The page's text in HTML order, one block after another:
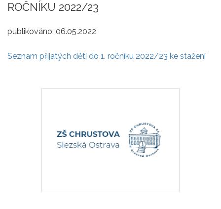
ROČNÍKU 2022/23
publikováno: 06.05.2022
Seznam přijatých dětí do 1. ročníku 2022/23 ke stažení